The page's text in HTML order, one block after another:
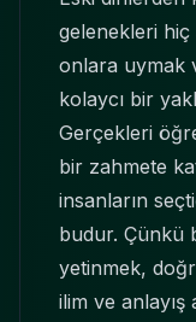
gelenekleri hiç
onlara uymak
kolaycı bir
Gerçekleri
bir zahmete
insanların
budur. Çünkü
yetinmek,
ilim ve anlayış